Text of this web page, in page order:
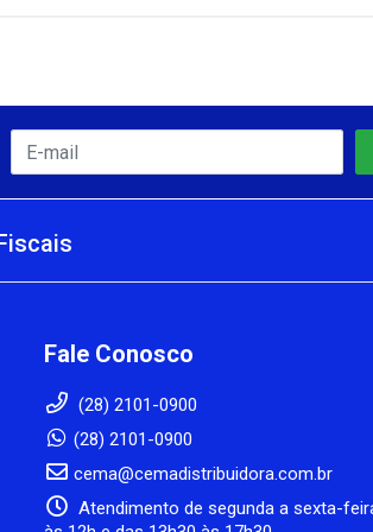
Fale Conosco
(28) 2101-0900
(28) 2101-0900
cema@cemadistribuidora.com.br
Atendimento de segunda a sexta-